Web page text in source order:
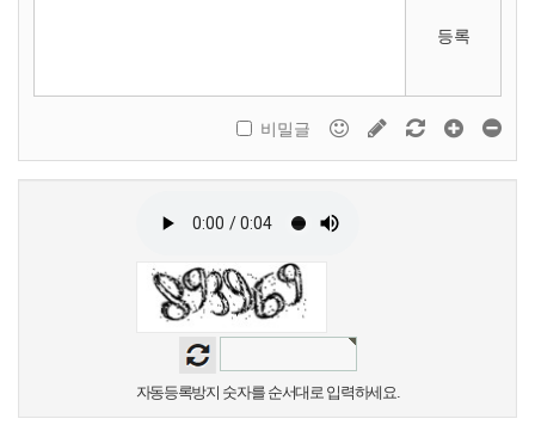
등록
비밀글
자동등록방지 숫자를 순서대로 입력하세요.